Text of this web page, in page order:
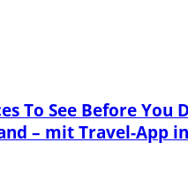
To See Before You
– mit Travel-App